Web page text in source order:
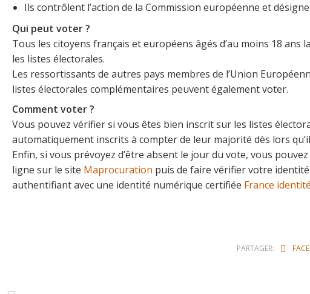
Ils contrôlent l’action de la Commission européenne et
Qui peut voter ?
Tous les citoyens français et européens âgés d’au moins 18
les listes électorales.
Les ressortissants de autres pays membres de l’Union
listes électorales complémentaires peuvent également voter.
Comment voter ?
Vous pouvez vérifier si vous êtes bien inscrit sur les listes
automatiquement inscrits à compter de leur majorité dès lors
Enfin, si vous prévoyez d’être absent le jour du vote, vous
ligne sur le site Maprocuration puis de faire vérifier votre
authentifiant avec une identité numérique certifiée France identité
PARTAGER: